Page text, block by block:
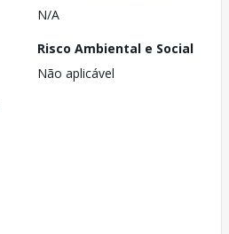
N/A
Risco Ambiental e Social
Não aplicável